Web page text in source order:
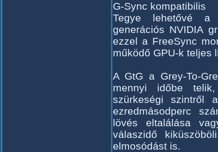
G-Sync kompatibilis
Tegye lehetővé a
generációs NVIDIA
ezzel a FreeSync
működő GPU-k teljes
A GtG a Grey-To-
mennyi időbe
szürkeségi szintről
ezredmásodperc
lövés eltalálása
válaszidő
elmosódást is.